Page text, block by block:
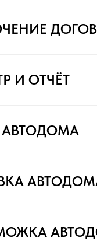
И ОТЧЁТ
АВТОДОМА